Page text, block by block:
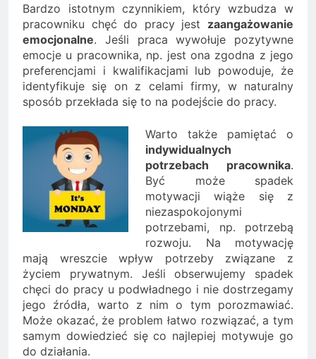
Bardzo istotnym czynnikiem, który wzbudza w
pracowniku chęć do pracy jest zaangażowanie
emocjonalne. Jeśli praca wywołuje pozytywne
emocje u pracownika, np. jest ona zgodna z jego
preferencjami i kwalifikacjami lub powoduje, że
identyfikuje się on z celami firmy, w naturalny
sposób przekłada się to na podejście do pracy.
Warto także pamiętać o
indywidualnych
potrzebach pracownika.
Być może spadek
motywacji wiąże się z
niezaspokojonymi
potrzebami, np. potrzebą
rozwoju. Na motywację
mają wreszcie wpływ potrzeby związane z
życiem prywatnym. Jeśli obserwujemy spadek
chęci do pracy u podwładnego i nie dostrzegamy
jego źródła, warto z nim o tym porozmawiać.
Może okazać, że problem łatwo rozwiązać, a tym
samym dowiedzieć się co najlepiej motywuje go
do działania.